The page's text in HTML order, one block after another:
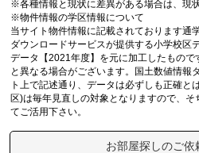
※各種情報と現状に差異がある場合は、現
※物件情報の学区情報について
当サイト物件情報に記載されております通
ダウンロードサービスが提供する小学校区
データ【2021年度】を元に加工したもの
と異なる場合がございます。国土数値情報
ト上で記述通り、データは必ずしも正確と
区)は毎年見直しの対象となりますので、
てご活用下さい。
お部屋探しのご依